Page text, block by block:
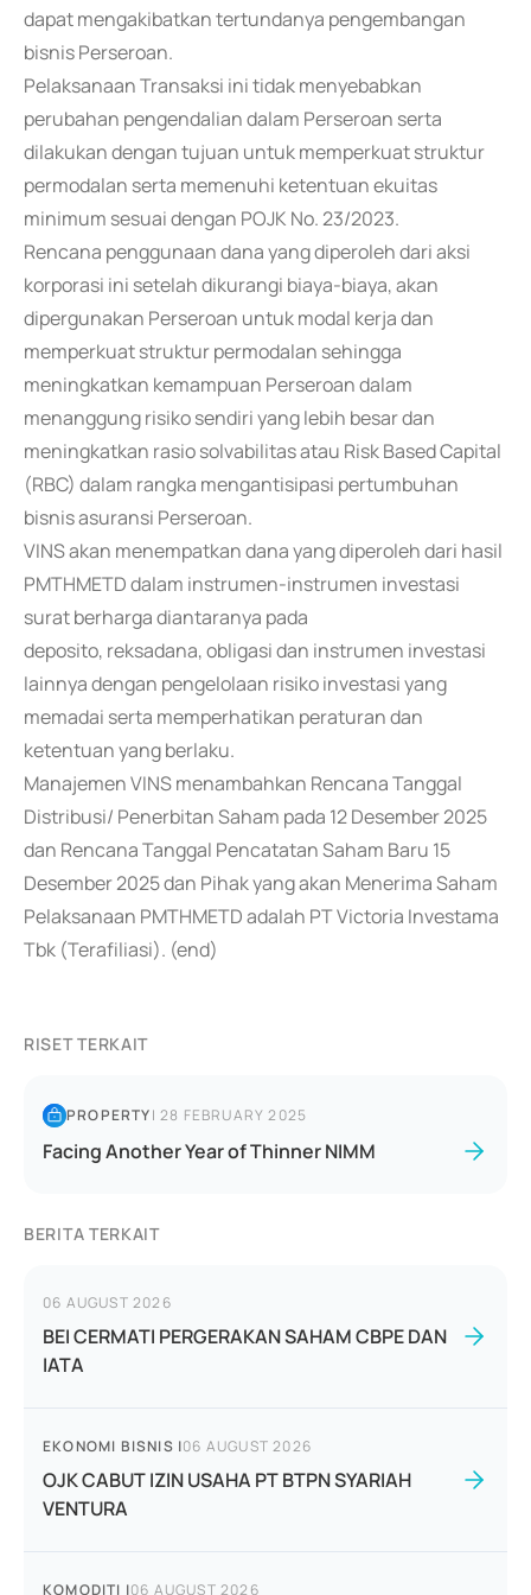
dapat mengakibatkan tertundanya pengembangan
bisnis Perseroan.
Pelaksanaan Transaksi ini tidak menyebabkan
perubahan pengendalian dalam Perseroan serta
dilakukan dengan tujuan untuk memperkuat struktur
permodalan serta memenuhi ketentuan ekuitas
minimum sesuai dengan POJK No. 23/2023.
Rencana penggunaan dana yang diperoleh dari aksi
korporasi ini setelah dikurangi biaya-biaya, akan
dipergunakan Perseroan untuk modal kerja dan
memperkuat struktur permodalan sehingga
meningkatkan kemampuan Perseroan dalam
menanggung risiko sendiri yang lebih besar dan
meningkatkan rasio solvabilitas atau Risk Based Capital
(RBC) dalam rangka mengantisipasi pertumbuhan
bisnis asuransi Perseroan.
VINS akan menempatkan dana yang diperoleh dari hasil
PMTHMETD dalam instrumen-instrumen investasi
surat berharga diantaranya pada
deposito, reksadana, obligasi dan instrumen investasi
lainnya dengan pengelolaan risiko investasi yang
memadai serta memperhatikan peraturan dan
ketentuan yang berlaku.
Manajemen VINS menambahkan Rencana Tanggal
Distribusi/ Penerbitan Saham pada 12 Desember 2025
dan Rencana Tanggal Pencatatan Saham Baru 15
Desember 2025 dan Pihak yang akan Menerima Saham
Pelaksanaan PMTHMETD adalah PT Victoria Investama
Tbk (Terafiliasi). (end)
RISET TERKAIT
PROPERTY|28 FEBRUARY 2025
Facing Another Year of Thinner NIMM
BERITA TERKAIT
06 AUGUST 2026
BEI CERMATI PERGERAKAN SAHAM CBPE DAN
IATA
EKONOMI BISNIS |06 AUGUST 2026
OJK CABUT IZIN USAHA PT BTPN SYARIAH
VENTURA
KOMODITI |06 AUGUST 2026